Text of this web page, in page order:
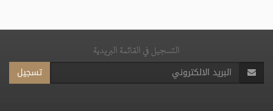
التسجيل في القائمة البريدية
تسجيل